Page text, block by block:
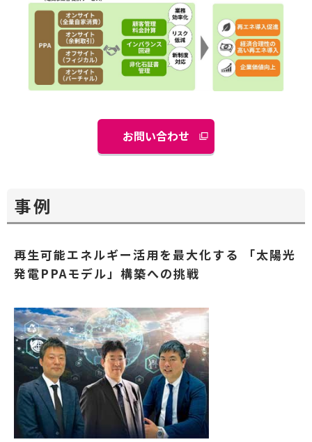
お問い合わせ
事例
再生可能エネルギー活用を最大化する 「太陽光
発電PPAモデル」構築への挑戦